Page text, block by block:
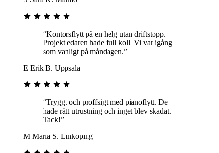
“Kontorsflytt på en helg utan driftstopp.
Projektledaren hade full koll. Vi var igång
som vanligt på måndagen.”
E Erik B. Uppsala
“Tryggt och proffsigt med pianoflytt. De
hade rätt utrustning och inget blev skadat.
Tack!”
M Maria S. Linköping